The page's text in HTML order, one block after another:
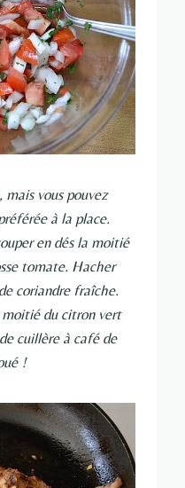
mais vous pouvez
à la place.
en dés la moitié
tomate. Hacher
coriandre fraîche.
moitié du citron vert
cuillère à café de
!